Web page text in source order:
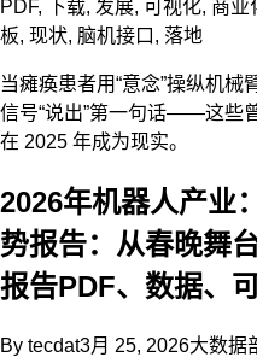
PDF, 下载, 发展, 可视化, 商业
板, 现状, 脑机接口 , 落地
当瘫痪患者用“意念”操纵机
信号“说出”第一句话——这些
在 2025 年成为现实。
2026年机器人产业
势报告：从春晚舞
报告PDF、数据、
By tecdat3月 25, 2026大数据